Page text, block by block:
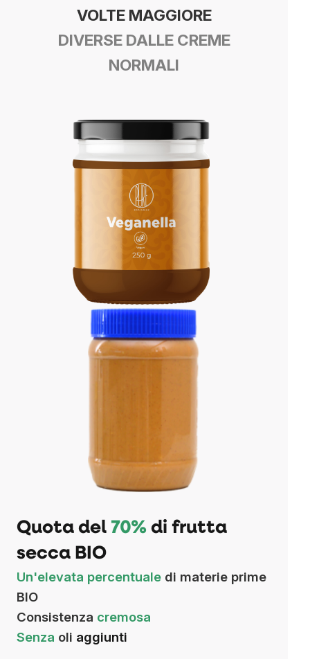
VOLTE MAGGIORE
DIVERSE DALLE CREME
NORMALI
Quota del 70% di frutta
secca BIO
Un'elevata percentuale di materie prime
BIO
Consistenza cremosa
Senza oli aggiunti